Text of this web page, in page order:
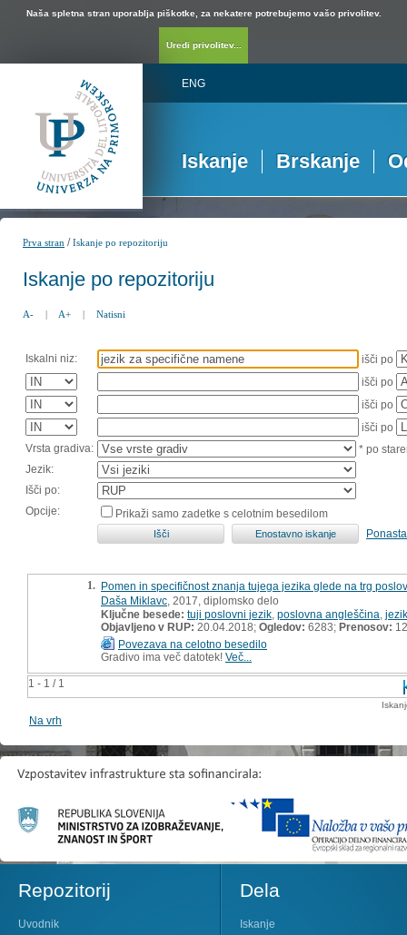
Naša spletna stran uporablja piškotke, za nekatere potrebujemo vašo privolitev.
Uredi privolitev...
ENG
Iskanje Brskanje
Prva stran /Iskanje po repozitoriju
Iskanje po repozitoriju
A- | A+ | Natisni
Iskalni niz:
išči po
išči po
išči po
išči po
Vrsta gradiva:
* po
Jezik:
Išči po:
Opcije:
Prikaži samo zadetke s celotnim besedilom
1 - 1 / 1
1. Pomen in specifičnost znanja tujega jezika glede na trg
Daša Miklavc , 2017, diplomsko delo
Ključne besede: tuji poslovni jezik poslovna angleščina
Objavljeno v RUP: 20.04.2018; Ogledov: 6283; Prenosov:
Povezava na celotno besedilo
Gradivo ima več datotek! Več...
Na vrh
Repozitorij
Uvodnik
Dela
Iskanje